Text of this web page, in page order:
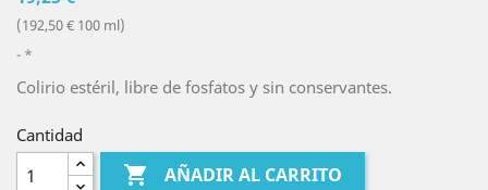
(192,50 € 100 ml)
*
Colirio estéril, libre de fosfatos y sin conservantes.
Cantidad
 AÑADIR AL CARRITO